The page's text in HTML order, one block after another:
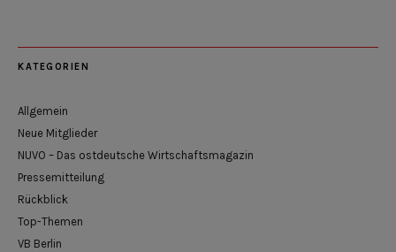
KATEGORIEN
Allgemein
Neue Mitglieder
NUVO – Das ostdeutsche Wirtschaftsmagazin
Pressemitteilung
Rückblick
Top-Themen
VB Berlin